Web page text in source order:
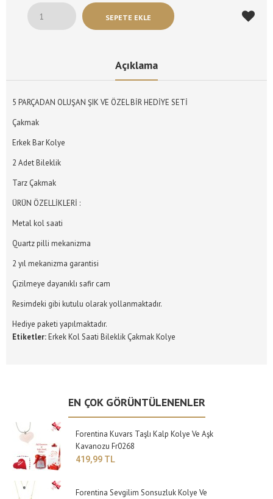
Açıklama
5 PARÇADAN OLUŞAN ŞIK VE ÖZEL BİR HEDİYE SETİ
Çakmak
Erkek Bar Kolye
2 Adet Bileklik
Tarz Çakmak
ÜRÜN ÖZELLİKLERİ :
Metal kol saati
Quartz pilli mekanizma
2 yıl mekanizma garantisi
Çizilmeye dayanıklı safir cam
Resimdeki gibi kutulu olarak yollanmaktadır.
Hediye paketi yapılmaktadır.
Etiketler:Erkek Kol Saati Bileklik Çakmak Kolye
EN ÇOK GÖRÜNTÜLENENLER
Forentina Kuvars Taşlı Kalp Kolye Ve Aşk
Kavanozu Fr0268
419,99 TL
Forentina Sevgilim Sonsuzluk Kolye Ve